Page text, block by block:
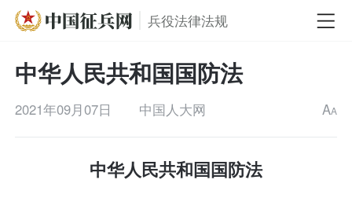
兵役法律法规
中华人民共和国国防法
2021年09月07日 中国人大网 AA
中华人民共和国国防法